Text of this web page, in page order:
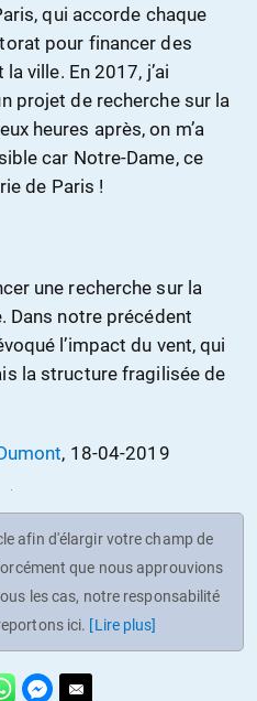
qui accorde chaque
pour financer des
ville. En 2017, j’ai
projet de recherche sur la
heures après, on m’a
car Notre-Dame, ce
de Paris !
une recherche sur la
Dans notre précédent
l’impact du vent, qui
la structure fragilisée de
, 18-04-2019
afin d'élargir votre champ de
que nous approuvions
les cas, notre responsabilité
ici. [Lire plus]